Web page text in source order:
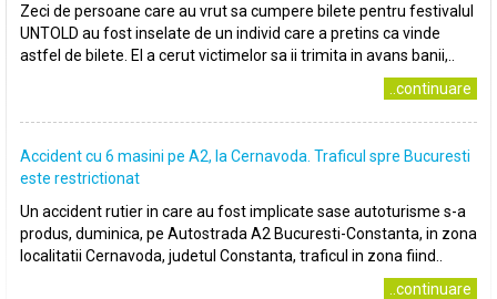
Zeci de persoane care au vrut sa cumpere bilete pentru festivalul
UNTOLD au fost inselate de un individ care a pretins ca vinde
astfel de bilete. El a cerut victimelor sa ii trimita in avans banii,..
..continuare
Accident cu 6 masini pe A2, la Cernavoda. Traficul spre Bucuresti
este restrictionat
Un accident rutier in care au fost implicate sase autoturisme s-a
produs, duminica, pe Autostrada A2 Bucuresti-Constanta, in zona
localitatii Cernavoda, judetul Constanta, traficul in zona fiind..
..continuare